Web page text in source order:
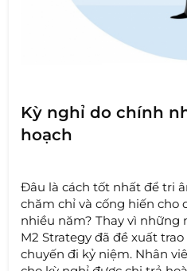
Kỳ nghỉ do chính
hoạch
Đâu là cách tốt nhất để tri
chăm chỉ và cống hiến cho
nhiều năm? Thay vì những
M2 Strategy đã đề xuất
chuyến đi kỷ niệm. Nhân